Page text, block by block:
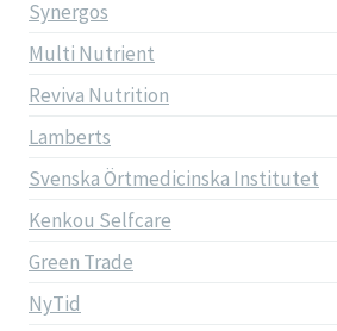
Synergos
Multi Nutrient
Reviva Nutrition
Lamberts
Svenska Örtmedicinska Institutet
Kenkou Selfcare
Green Trade
NyTid